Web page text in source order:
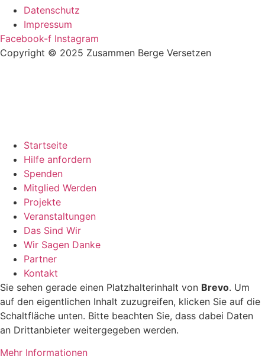
Datenschutz
Impressum
Facebook-f Instagram
Copyright © 2025 Zusammen Berge Versetzen
Startseite
Hilfe anfordern
Spenden
Mitglied Werden
Projekte
Veranstaltungen
Das Sind Wir
Wir Sagen Danke
Partner
Kontakt
Sie sehen gerade einen Platzhalterinhalt von Brevo. Um
auf den eigentlichen Inhalt zuzugreifen, klicken Sie auf die
Schaltfläche unten. Bitte beachten Sie, dass dabei Daten
an Drittanbieter weitergegeben werden.
Mehr Informationen